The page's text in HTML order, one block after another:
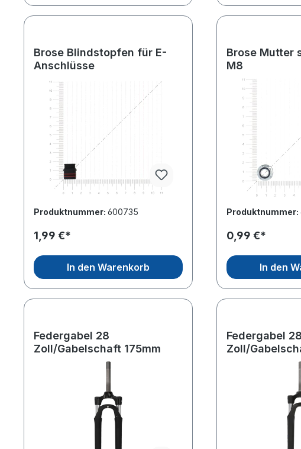
Brose Blindstopfen für E-
Anschlüsse
Produktnummer: 600735
1,99 €*
In den Warenkorb
Brose Mutter
M8
Produktnummer:
0,99 €*
In den
Federgabel 28
Zoll/Gabelschaft 175mm
Federgabel 28
Zoll/